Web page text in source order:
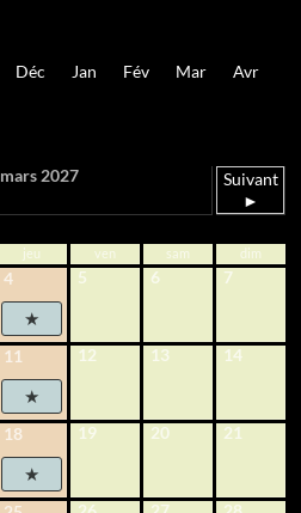
Déc Jan Fév Mar Avr
mars 2027
Suivant
►
jeu ven sam dim
4 5 6 7
11 12 13 14
18 19 20 21